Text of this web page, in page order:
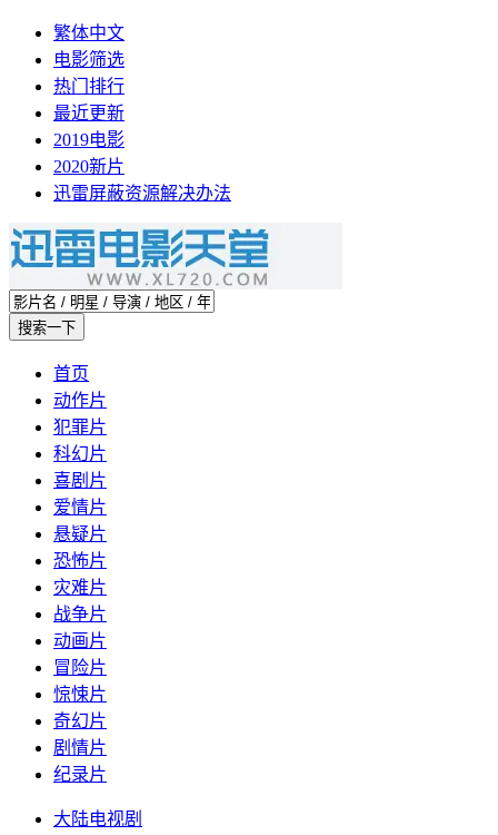
繁体中文
电影筛选
热门排行
最近更新
2019电影
2020新片
迅雷屏蔽资源解决办法
首页
动作片
犯罪片
科幻片
喜剧片
爱情片
悬疑片
恐怖片
灾难片
战争片
动画片
冒险片
惊悚片
奇幻片
剧情片
纪录片
大陆电视剧